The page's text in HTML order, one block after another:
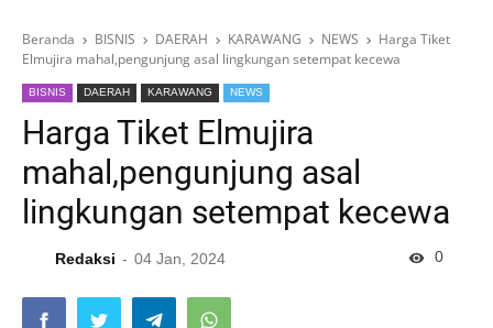
Beranda BISNIS DAERAH KARAWANG NEWS
Harga Tiket
Elmujira mahal,pengunjung asal lingkungan setempat kecewa
BISNIS DAERAH KARAWANG NEWS
Harga Tiket Elmujira
mahal,pengunjung asal
lingkungan setempat kecewa
Redaksi 04 Jan, 2024 0